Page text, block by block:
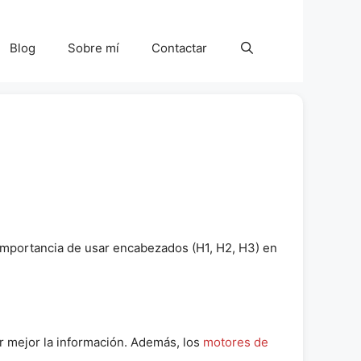
Blog Sobre mí Contactar
de usar encabezados (H1, H2, H3) en
la información. Además, los motores de